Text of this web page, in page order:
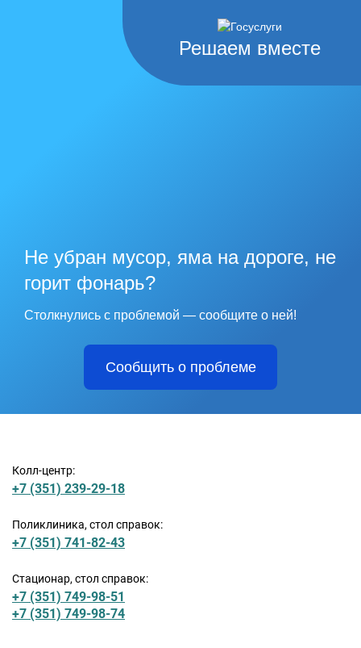
Решаем вместе
Не убран мусор, яма на дороге, не
горит фонарь?
Столкнулись с проблемой — сообщите о ней!
Сообщить о проблеме
Колл-центр:
+7 (351) 239-29-18
Поликлиника, стол справок:
+7 (351) 741-82-43
Стационар, стол справок:
+7 (351) 749-98-51
+7 (351) 749-98-74